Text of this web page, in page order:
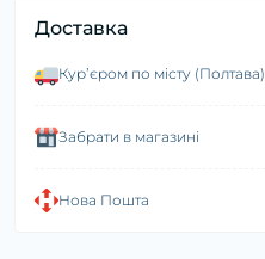
Доставка
Курʼєром по місту (Полтава)
Забрати в магазині
Нова Пошта